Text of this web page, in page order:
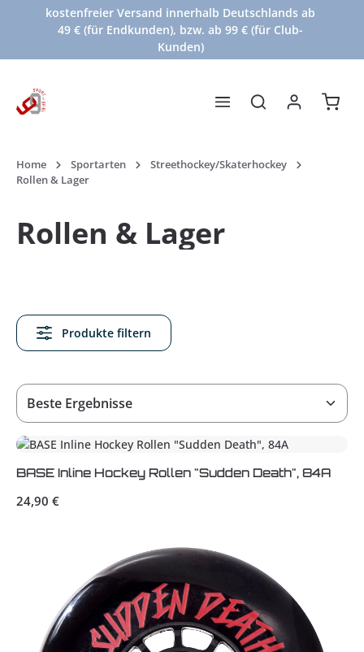
Zum Hauptinhalt springen
kostenfreier Versand innerhalb Deutschlands ab
49 € (für Endkunden), bzw. ab 99 € (für Club-
Kunden)
Home Sportarten
Streethockey/Skaterhockey
Rollen & Lager
Rollen & Lager
Produkte filtern
BASE Inline Hockey Rollen "Sudden Death", 84A
Regulärer Preis:
24,90 €